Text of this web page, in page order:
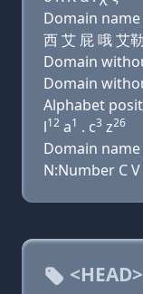
Domain
西 艾 屁 哦 艾
Domain
Domain
Alphabet
l12 a1 . c3 z26
Domain
N:Number C V